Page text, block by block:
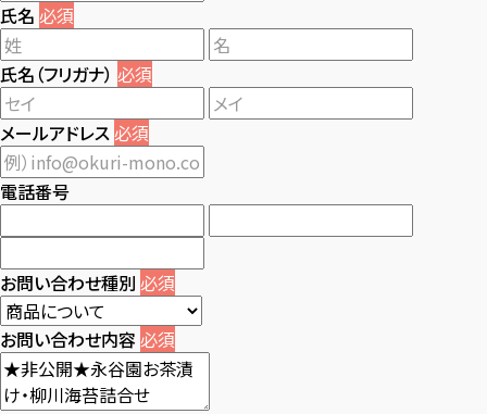
氏名 必須
氏名（フリガナ） 必須
メールアドレス必須
電話番号
お問い合わせ種別 必須
お問い合わせ内容 必須